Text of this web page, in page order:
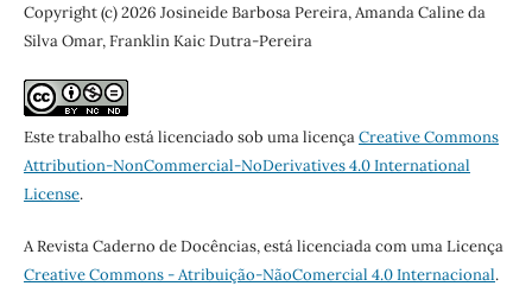
Copyright (c) 2026 Josineide Barbosa Pereira, Amanda Caline da
Silva Omar, Franklin Kaic Dutra-Pereira
Este trabalho está licenciado sob uma licençaCreative Commons
Attribution-NonCommercial-NoDerivatives 4.0 International
License.
A Revista Caderno de Docências, está licenciada com uma Licença
Creative Commons - Atribuição-NãoComercial 4.0 Internacional.